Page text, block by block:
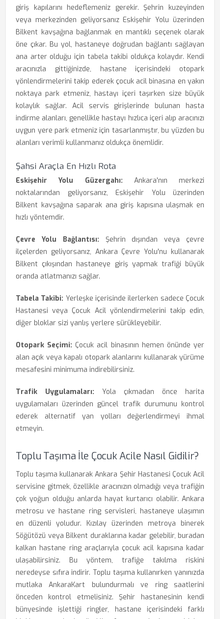
giriş kapılarını hedeflemeniz gerekir. Şehrin kuzeyinden
veya merkezinden geliyorsanız Eskişehir Yolu üzerinden
Bilkent kavşağına bağlanmak en mantıklı seçenek olarak
öne çıkar. Bu yol, hastaneye doğrudan bağlantı sağlayan
ana arter olduğu için tabela takibi oldukça kolaydır. Kendi
aracınızla gittiğinizde, hastane içerisindeki otopark
yönlendirmelerini takip ederek çocuk acil binasına en yakın
noktaya park etmeniz, hastayı içeri taşırken size büyük
kolaylık sağlar. Acil servis girişlerinde bulunan hasta
indirme alanları, genellikle hastayı hızlıca içeri alıp aracınızı
uygun yere park etmeniz için tasarlanmıştır, bu yüzden bu
alanları verimli kullanmanız oldukça önemlidir.
Şahsi Araçla En Hızlı Rota
Eskişehir Yolu Güzergahı: Ankara'nın merkezi
noktalarından geliyorsanız, Eskişehir Yolu üzerinden
Bilkent kavşağına saparak ana giriş kapısına ulaşmak en
hızlı yöntemdir.
Çevre Yolu Bağlantısı: Şehrin dışından veya çevre
ilçelerden geliyorsanız, Ankara Çevre Yolu'nu kullanarak
Bilkent çıkışından hastaneye giriş yapmak trafiği büyük
oranda atlatmanızı sağlar.
Tabela Takibi: Yerleşke içerisinde ilerlerken sadece Çocuk
Hastanesi veya Çocuk Acil yönlendirmelerini takip edin,
diğer bloklar sizi yanlış yerlere sürükleyebilir.
Otopark Seçimi: Çocuk acil binasının hemen önünde yer
alan açık veya kapalı otopark alanlarını kullanarak yürüme
mesafesini minimuma indirebilirsiniz.
Trafik Uygulamaları: Yola çıkmadan önce harita
uygulamaları üzerinden güncel trafik durumunu kontrol
ederek alternatif yan yolları değerlendirmeyi ihmal
etmeyin.
Toplu Taşıma İle Çocuk Acile Nasıl Gidilir?
Toplu taşıma kullanarak Ankara Şehir Hastanesi Çocuk Acil
servisine gitmek, özellikle aracınızın olmadığı veya trafiğin
çok yoğun olduğu anlarda hayat kurtarıcı olabilir. Ankara
metrosu ve hastane ring servisleri, hastaneye ulaşımın
en düzenli yoludur. Kızılay üzerinden metroya binerek
Söğütözü veya Bilkent duraklarına kadar gelebilir, buradan
kalkan hastane ring araçlarıyla çocuk acil kapısına kadar
ulaşabilirsiniz. Bu yöntem, trafiğe takılma riskini
neredeyse sıfıra indirir. Toplu taşıma kullanırken yanınızda
mutlaka AnkaraKart bulundurmalı ve ring saatlerini
önceden kontrol etmelisiniz. Şehir hastanesinin kendi
bünyesinde işlettiği ringler, hastane içerisindeki farklı